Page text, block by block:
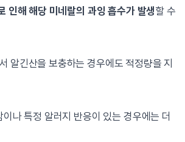
인해 해당 미네랄의 과잉 흡수가 발생할 수
알긴산을 보충하는 경우에도 적정량을 지
나 특정 알러지 반응이 있는 경우에는 더